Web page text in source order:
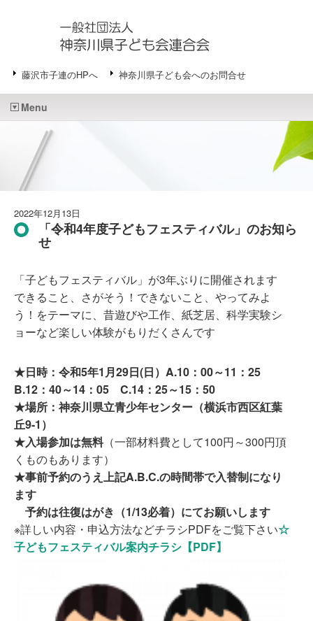
藤沢市子連のHPへ 神奈川県子ども会へのお問合せ
Menu
2022年12月13日
「令和4年度子どもフェスティバル」のお知ら
せ
「子どもフェスティバル」が3年ぶりに開催されます
できること、さがそう！できないこと、やってみよ
う！をテーマに、昔遊びや工作、紙芝居、科学実験シ
ョーなど楽しい体験がもりだくさんです
★日時：令和5年1月29日(日）A.10：00～11：25
B.12：40～14：05 C.14：25～15：50
★場所：神奈川県立青少年センター（横浜市西区紅葉
丘9-1）
★入場参加は無料（一部材料費として100円～300円頂
くものもあります）
★事前予約のうえ上記A.B.C.の時間帯で入替制になり
ます
予約は往復はがき（1/13必着）にてお願いします
※詳しい内容・申込方法などチラシPDFをご覧下さい☆
子どもフェスティバル案内チラシ【PDF】